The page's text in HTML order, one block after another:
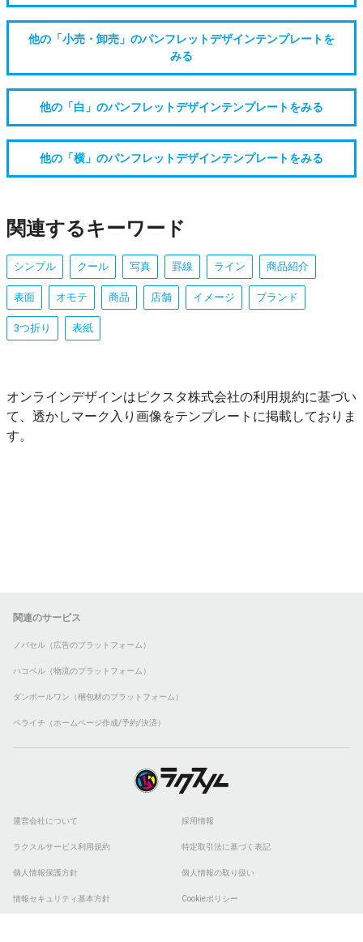
他の「小売・卸売」のパンフレットデザインテンプレートを
みる
他の「白」のパンフレットデザインテンプレートをみる
他の「横」のパンフレットデザインテンプレートをみる
関連するキーワード
シンプル クール 写真 罫線 ライン 商品紹介
表面 オモテ 商品 店舗 イメージ ブランド
3つ折り 表紙
オンラインデザインはピクスタ株式会社の利用規約に基づい
て、透かしマーク入り画像をテンプレートに掲載しておりま
す。
関連のサービス
ノバセル（広告のプラットフォーム）
ハコベル（物流のプラットフォーム）
ダンボールワン（梱包材のプラットフォーム）
ペライチ（ホームページ作成/予約/決済）
運営会社について 採用情報
ラクスルサービス利用規約 特定取引法に基づく表記
個人情報保護方針 個人情報の取り扱い
情報セキュリティ基本方針 Cookieポリシー